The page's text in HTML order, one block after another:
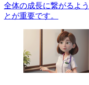
全体の成長に繋がるよ
とが重要です。